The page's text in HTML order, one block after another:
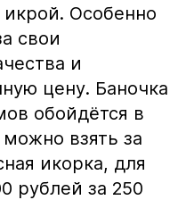
Особенно
свои
и
цену. Баночка
обойдётся в
взять за
икорка, для
рублей за 250